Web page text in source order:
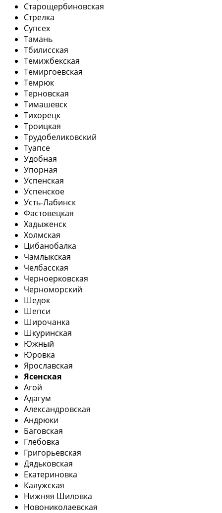
Старощербиновская
Стрелка
Супсех
Тамань
Тбилисская
Темижбекская
Темиргоевская
Темрюк
Терновская
Тимашевск
Тихорецк
Троицкая
Трудобеликовский
Туапсе
Удобная
Упорная
Успенская
Успенское
Усть-Лабинск
Фастовецкая
Хадыженск
Холмская
Цибанобалка
Чамлыкская
Челбасская
Черноерковская
Черноморский
Шедок
Шепси
Широчанка
Шкуринская
Южный
Юровка
Ярославская
Ясенская
Агой
Адагум
Александровская
Андрюки
Баговская
Глебовка
Григорьевская
Дядьковская
Екатериновка
Калужская
Нижняя Шиловка
Новониколаевская